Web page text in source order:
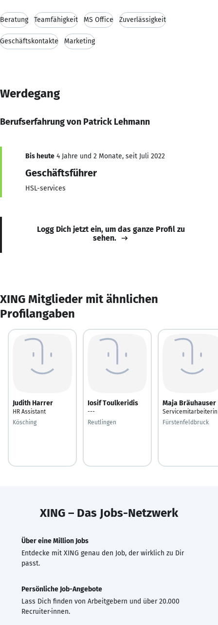
Beratung Teamfähigkeit MS Office Zuverlässigkeit
Geschäftskontakte Marketing
Werdegang
Berufserfahrung von Patrick Lehmann
Bis heute 4 Jahre und 2 Monate, seit Juli 2022
Geschäftsführer
HSL-services
Logg Dich jetzt ein, um das ganze Profil zu
sehen.
XING Mitglieder mit ähnlichen
Profilangaben
Judith Harrer
HR Assistant
Kösching
Iosif Toulkeridis
---
Reutlingen
Maja Bräuhauser
Servicemitarbeiterin
Fürstenfeldbruck
XING – Das Jobs-Netzwerk
Über eine Million Jobs
Entdecke mit XING genau den Job, der wirklich zu Dir
passt.
Persönliche Job-Angebote
Lass Dich finden von Arbeitgebern und über 20.000
Recruiter·innen.